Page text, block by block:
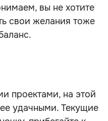
вы не хотите
свои желания тоже
проектами, на этой
удачными. Текущие